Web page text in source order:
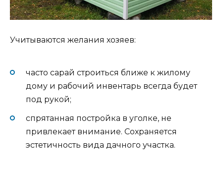
Учитываются желания хозяев:
часто сарай строиться ближе к жилому
дому и рабочий инвентарь всегда будет
под рукой;
спрятанная постройка в уголке, не
привлекает внимание. Сохраняется
эстетичность вида дачного участка.